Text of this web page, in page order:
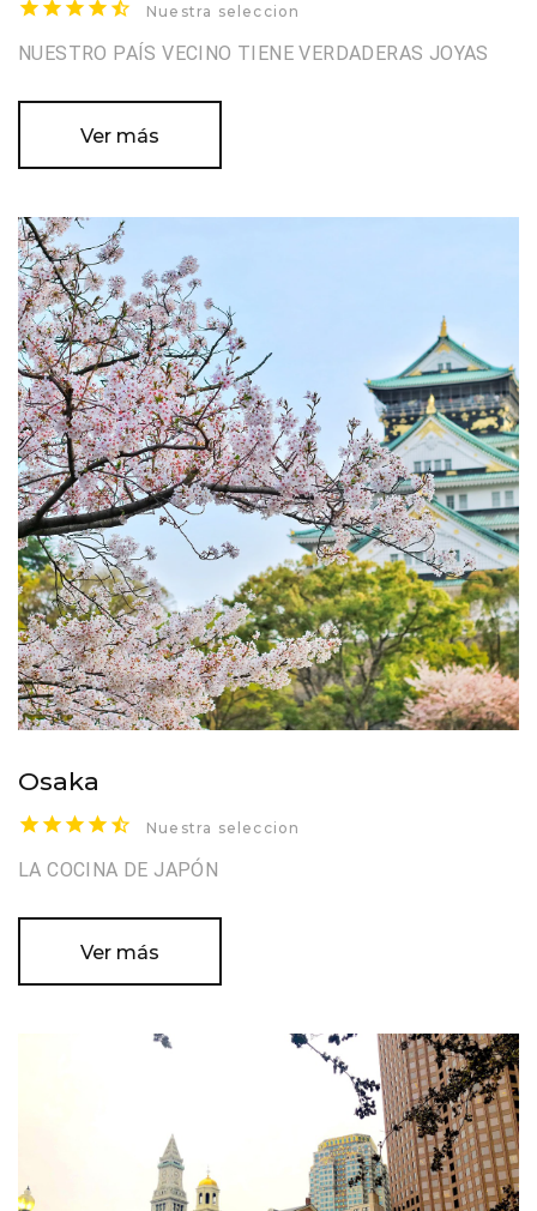
Nuestra seleccion
NUESTRO PAÍS VECINO TIENE VERDADERAS JOYAS
Ver más
Osaka
Nuestra seleccion
LA COCINA DE JAPÓN
Ver más